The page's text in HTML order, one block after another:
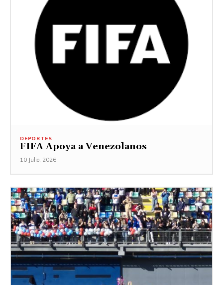
DEPORTES
FIFA Apoya a Venezolanos
10 Julio, 2026